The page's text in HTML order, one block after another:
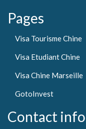
Pages
Visa Tourisme Chine
Visa Etudiant Chine
Visa Chine Marseille
GotoInvest
Contact info